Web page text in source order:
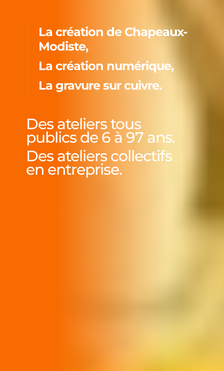
La création de Chapeaux-
Modiste,
La création numérique,
La gravure sur cuivre.
Des ateliers tous
publics de 6 à 97 ans.
Des ateliers collectifs
en entreprise.